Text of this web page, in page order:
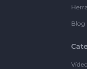
Blog
Vídeo